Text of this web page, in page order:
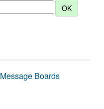
Message Boards